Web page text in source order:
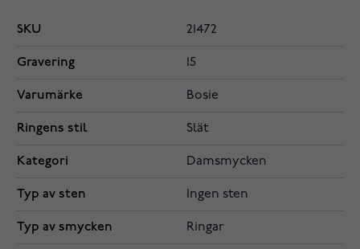
SKU 21472
Gravering 15
Varumärke Bosie
Ringens stil Slät
Kategori Damsmycken
Typ av sten Ingen sten
Typ av smycken Ringar